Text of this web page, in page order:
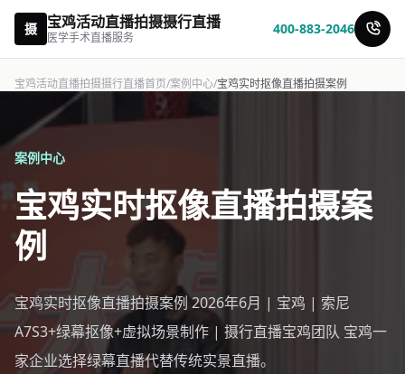
摄 宝鸡活动直播拍摄摄行直播
医学手术直播服务
400-883-2046
宝鸡活动直播拍摄摄行直播首页/案例中心/宝鸡实时抠像直播拍摄案例
案例中心
宝鸡实时抠像直播拍摄案
例
宝鸡实时抠像直播拍摄案例 2026年6月 | 宝鸡 | 索尼
A7S3+绿幕抠像+虚拟场景制作 | 摄行直播宝鸡团队 宝鸡一
家企业选择绿幕直播代替传统实景直播。